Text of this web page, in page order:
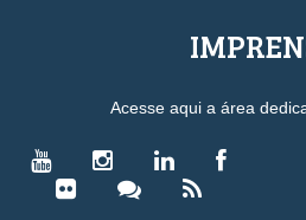
Acesse aqui a área